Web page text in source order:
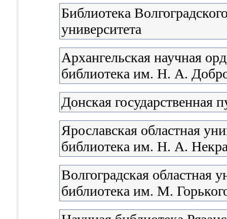
Библиотека
университета
Архангельская научная
библиотека им. Н. А.
Донская государственная
Ярославская областная
библиотека им. Н. А.
Волгоградская областная
библиотека им. М.